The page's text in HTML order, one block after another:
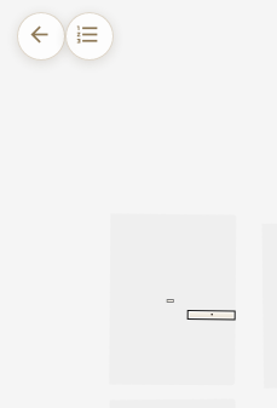
arrow_back format_list_numbered
昧心讹债发毒誓
滕文公上
·
滕文公上